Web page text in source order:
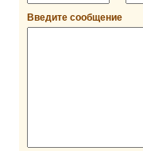
Введите сообщение